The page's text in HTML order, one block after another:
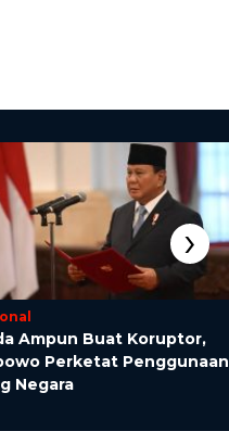
Ampun Buat Koruptor,
Perketat Penggunaan
Negara
›